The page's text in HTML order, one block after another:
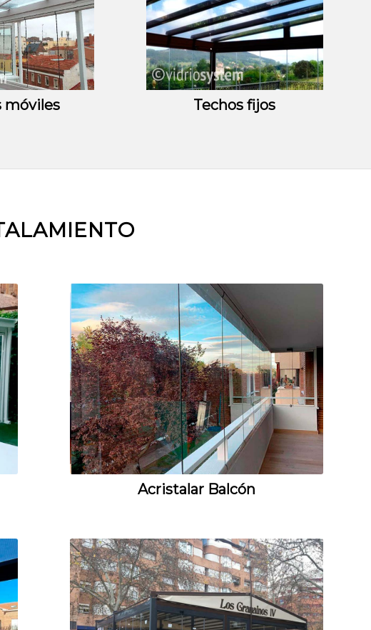
móviles Techos fijos
Acristalar Balcón